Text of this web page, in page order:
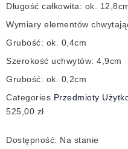
Długość całkowita: ok.
Wymiary elementów
Grubość: ok. 0,4cm
Szerokość uchwytów: 4,9cm
Grubość: ok. 0,2cm
Categories Przedmioty
525,00 zł
Dostępność: Na stanie